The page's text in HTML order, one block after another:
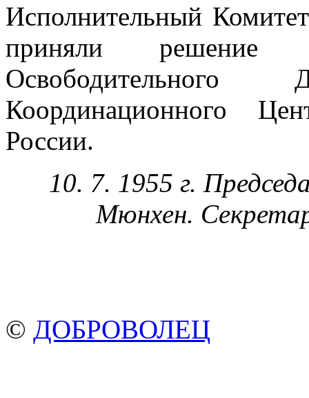
Исполнительный
приняли решение
Координационного
России.
10. 7. 1955 г.
Мюнхен.
© ДОБРОВОЛЕЦ